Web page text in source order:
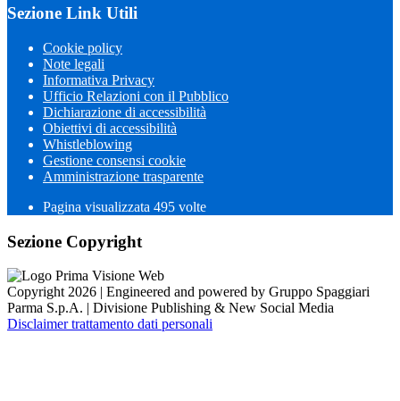
Sezione Link Utili
Cookie policy
Note legali
Informativa Privacy
Ufficio Relazioni con il Pubblico
Dichiarazione di accessibilità
Obiettivi di accessibilità
Whistleblowing
Gestione consensi cookie
Amministrazione trasparente
Pagina visualizzata 495 volte
Sezione Copyright
Copyright 2026 | Engineered and powered by Gruppo Spaggiari
Parma S.p.A. | Divisione Publishing & New Social Media
Disclaimer trattamento dati personali